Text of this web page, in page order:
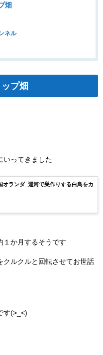
畑
ネル
プ畑
いってきました
オランダ_運河で巣作りする白鳥をカ
１か月するそうです
クルクルと回転させてお世話
す(>_<)